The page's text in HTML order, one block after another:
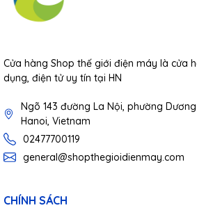
Cửa hàng Shop thế giới điện máy là cửa
dụng, điện tử uy tín tại HN
Ngõ 143 đường La Nội, phường
Hanoi, Vietnam
02477700119
general@shopthegioidienmay.com
CHÍNH SÁCH